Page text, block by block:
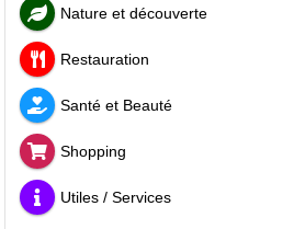
Nature et découverte
Restauration
Santé et Beauté
Shopping
Utiles / Services